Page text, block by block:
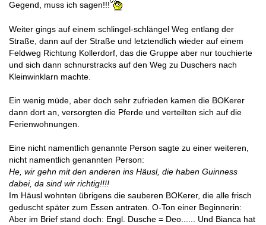
Gegend, muss ich sagen!!!
Weiter gings auf einem schlingel-schlängel Weg entlang der
Straße, dann auf der Straße und letztendlich wieder auf einem
Feldweg Richtung Kollerdorf, das die Gruppe aber nur touchierte
und sich dann schnurstracks auf den Weg zu Duschers nach
Kleinwinklarn machte.
Ein wenig müde, aber doch sehr zufrieden kamen die BOKerer
dann dort an, versorgten die Pferde und verteilten sich auf die
Ferienwohnungen.
Eine nicht namentlich genannte Person sagte zu einer weiteren,
nicht namentlich genannten Person:
He, wir gehn mit den anderen ins Häusl, die haben Guinness
dabei, da sind wir richtig!!!!
Im Häusl wohnten übrigens die sauberen BOKerer, die alle frisch
geduscht später zum Essen antraten. O-Ton einer Beginnerin:
Aber im Brief stand doch: Engl. Dusche = Deo...... Und Bianca hat